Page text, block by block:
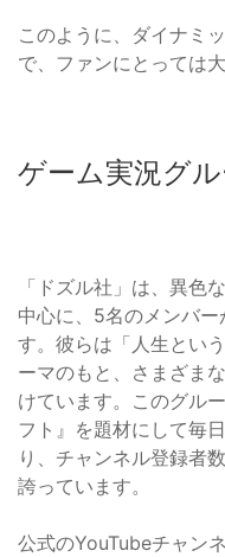
このように、ダイナミ
で、ファンにとっては
ゲーム実況グ
「ドズル社」は、異色
中心に、5名のメンバ
す。彼らは「人生とい
ーマのもと、さまざま
けています。このグル
フト』を題材にして毎
り、チャンネル登録者
誇っています。
公式のYouTubeチャン